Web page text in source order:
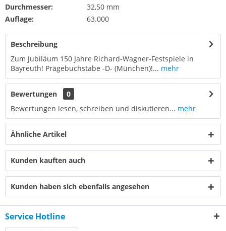
Durchmesser:
32,50 mm
Auflage:
63.000
Beschreibung
Zum Jubiläum 150 Jahre Richard-Wagner-Festspiele in
Bayreuth! Prägebuchstabe -D- (München)!... mehr
Bewertungen
0
Bewertungen lesen, schreiben und diskutieren... mehr
Ähnliche Artikel
Kunden kauften auch
Kunden haben sich ebenfalls angesehen
Service Hotline